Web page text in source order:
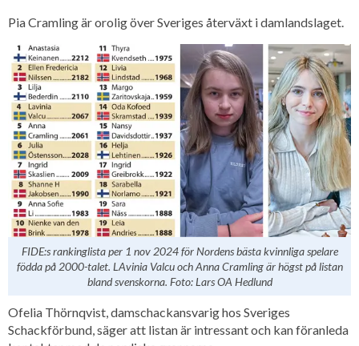
Pia Cramling är orolig över Sveriges återväxt i damlandslaget.
FIDE:s rankinglista per 1 nov 2024 för Nordens bästa kvinnliga spelare
födda på 2000-talet. LAvinia Valcu och Anna Cramling är högst på listan
bland svenskorna. Foto: Lars OA Hedlund
Ofelia Thörnqvist, damschackansvarig hos Sveriges
Schackförbund, säger att listan är intressant och kan föranleda